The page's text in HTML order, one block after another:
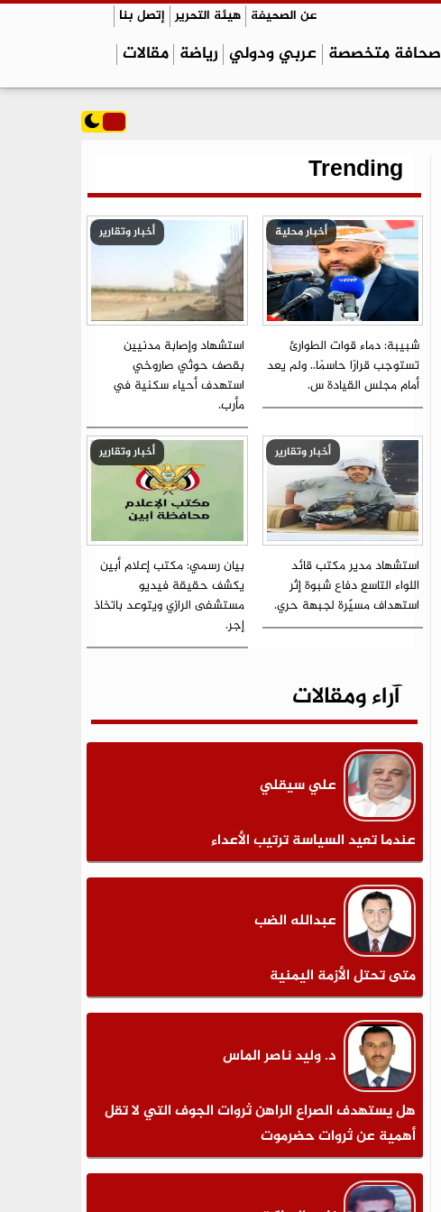
عن الصحيفة هيئة التحرير إتصل بنا
صحافة متخصصة عربي ودولي رياضة مقالات
Trending
أخبار محلية
شبيبة: دماء قوات الطوارئ
تستوجب قرارًا حاسمًا.. ولم يعد
أمام مجلس القيادة س.
أخبار وتقارير
استشهاد وإصابة مدنيين
بقصف حوثي صاروخي
استهدف أحياء سكنية في
مأرب.
أخبار وتقارير
استشهاد مدير مكتب قائد
اللواء التاسع دفاع شبوة إثر
استهداف مسيّرة لجبهة حري.
أخبار وتقارير
بيان رسمي: مكتب إعلام أبين
يكشف حقيقة فيديو
مستشفى الرازي ويتوعد باتخاذ
إجر.
آراء ومقالات
علي سيقلي
عندما تعيد السياسة ترتيب الأعداء
عبدالله الضب
متى تحتل الأزمة اليمنية
د. وليد ناصر الماس
هل يستهدف الصراع الراهن ثروات الجوف التي لا تقل
أهمية عن ثروات حضرموت